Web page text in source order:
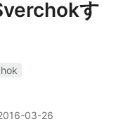
す
03-26